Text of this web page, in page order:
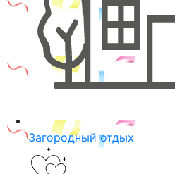
Загородный отдых